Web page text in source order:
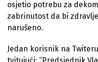
osjetio potrebu za
zabrinutost da bi
narušeno.
Jedan korisnik na